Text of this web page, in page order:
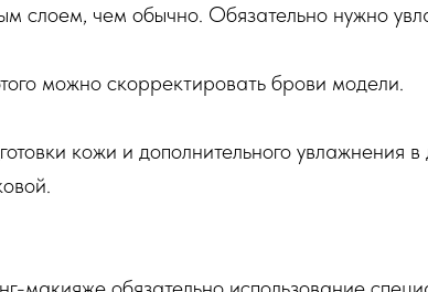
слоем, чем обычно. Обязательно нужно
можно скорректировать брови модели.
кожи и дополнительного увлажнения